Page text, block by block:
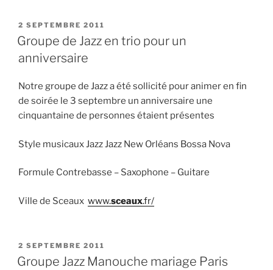
PUBLIÉ
LE
2 SEPTEMBRE 2011
Groupe de Jazz en trio pour un
anniversaire
Notre groupe de Jazz a été sollicité pour animer en fin
de soirée le 3 septembre un anniversaire une
cinquantaine de personnes étaient présentes
Style musicaux Jazz Jazz New Orléans Bossa Nova
Formule Contrebasse – Saxophone – Guitare
Ville de Sceaux www.sceaux.fr/
PUBLIÉ
LE
2 SEPTEMBRE 2011
Groupe Jazz Manouche mariage Paris